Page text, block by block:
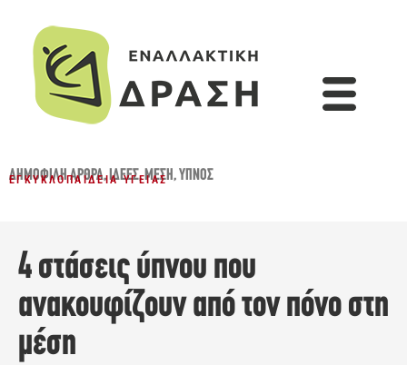
ΔΗΜΟΦΙΛΉ ΆΡΘΡΑ,ΙΔΈΕΣ,ΜΈΣΗ,ΎΠΝΟΣ
ΕΓΚΥΚΛΟΠΑΊΔΕΙΑ ΥΓΕΊΑΣ
4 στάσεις ύπνου που
ανακουφίζουν από τον πόνο στη
μέση